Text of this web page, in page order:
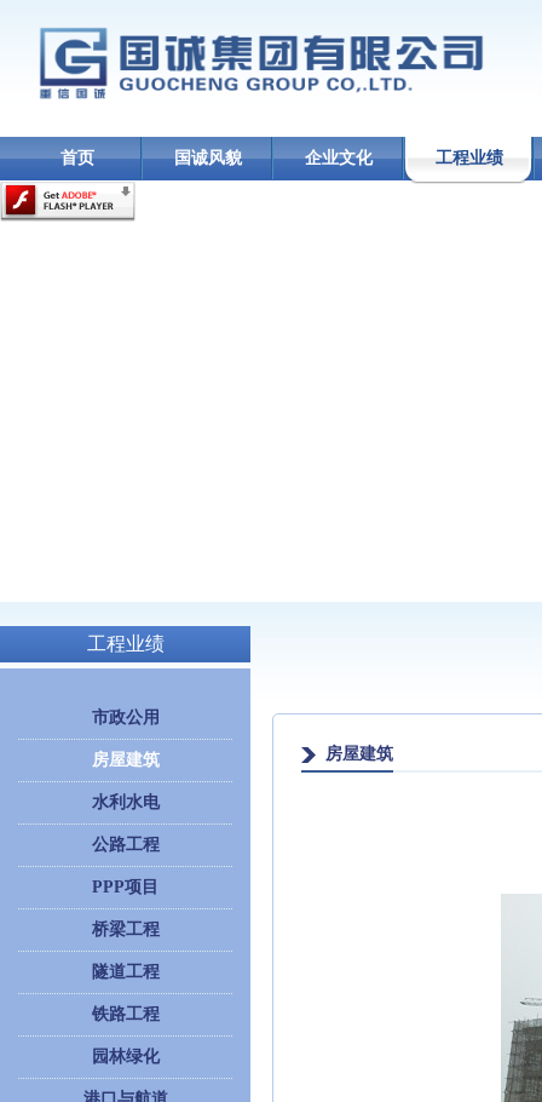
首页 国诚风貌 企业文化 工程业绩
工程业绩
市政公用
房屋建筑
水利水电
公路工程
PPP项目
桥梁工程
隧道工程
铁路工程
园林绿化
房屋建筑